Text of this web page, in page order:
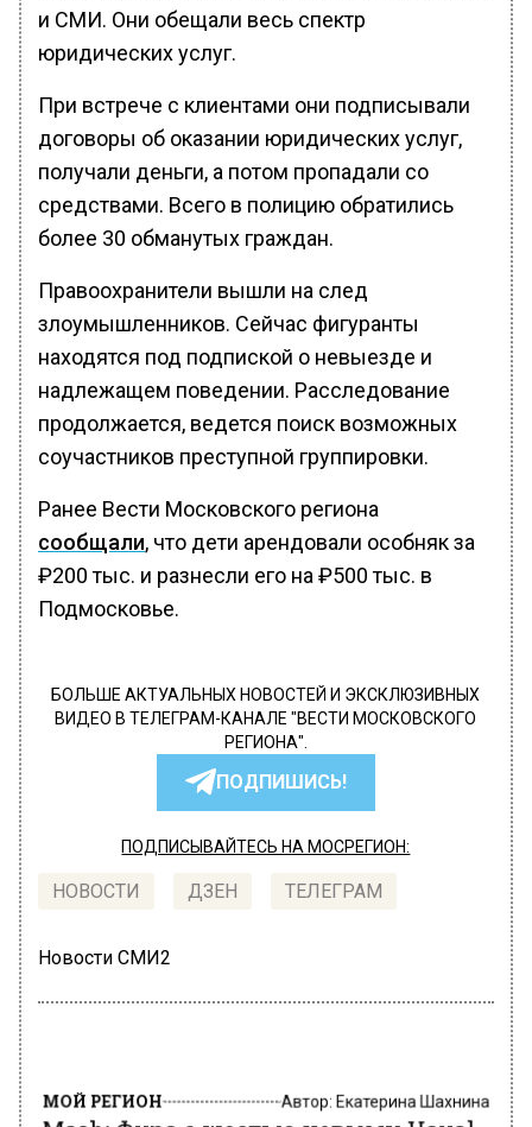
и СМИ. Они обещали весь спектр
юридических услуг.
При встрече с клиентами они подписывали
договоры об оказании юридических услуг,
получали деньги, а потом пропадали со
средствами. Всего в полицию обратились
более 30 обманутых граждан.
Правоохранители вышли на след
злоумышленников. Сейчас фигуранты
находятся под подпиской о невыезде и
надлежащем поведении. Расследование
продолжается, ведется поиск возможных
соучастников преступной группировки.
Ранее Вести Московского региона
сообщали, что дети арендовали особняк за
₽200 тыс. и разнесли его на ₽500 тыс. в
Подмосковье.
БОЛЬШЕ АКТУАЛЬНЫХ НОВОСТЕЙ И ЭКСКЛЮЗИВНЫХ
ВИДЕО В ТЕЛЕГРАМ-КАНАЛЕ "ВЕСТИ МОСКОВСКОГО
РЕГИОНА".
ПОДПИШИСЬ!
ПОДПИСЫВАЙТЕСЬ НА МОСРЕГИОН:
НОВОСТИ ДЗЕН ТЕЛЕГРАМ
Новости СМИ2
Mash: Фура с шестью новыми Haval